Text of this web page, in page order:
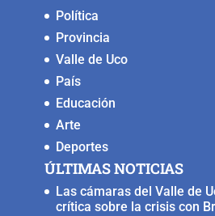
Política
Provincia
Valle de Uco
País
Educación
Arte
Deportes
ÚLTIMAS NOTICIAS
Las cámaras del Valle de
crítica sobre la crisis con